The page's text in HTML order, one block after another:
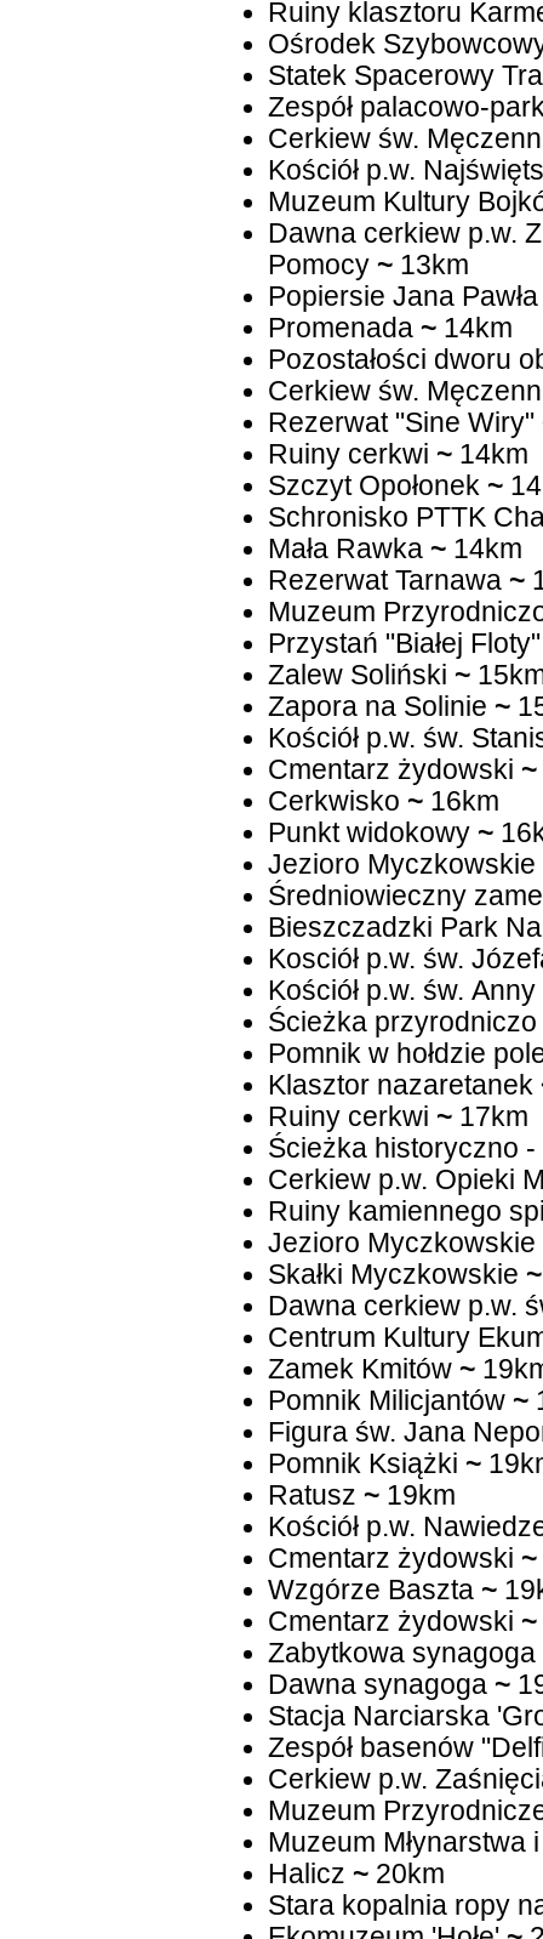
Ruiny klasztoru
Ośrodek
Statek Spacerowy
Zespół palacowo-
Cerkiew św.
Kościół p.w.
Muzeum Kultury
Dawna cerkiew p.w.
Pomocy ~13km
Popiersie Jana Pawła
Promenada ~14km
Pozostałości dworu
Cerkiew św.
Rezerwat "Sine Wiry"
Ruiny cerkwi ~14km
Szczyt Opołonek ~
Schronisko PTTK
Mała Rawka ~14km
Rezerwat Tarnawa ~
Muzeum
Przystań "Białej Floty"
Zalew Soliński ~
Zapora na Solinie ~
Kościół p.w. św.
Cmentarz żydowski ~
Cerkwisko ~16km
Punkt widokowy ~
Jezioro Myczkowskie
Średniowieczny
Bieszczadzki Park
Kosciół p.w. św.
Kościół p.w. św. Anny
Ścieżka
Pomnik w hołdzie
Klasztor nazaretanek
Ruiny cerkwi ~17km
Ścieżka historyczno
Cerkiew p.w. Opieki
Ruiny kamiennego
Jezioro Myczkowskie
Skałki Myczkowskie ~
Dawna cerkiew p.w.
Centrum Kultury
Zamek Kmitów ~
Pomnik Milicjantów ~
Figura św. Jana
Pomnik Książki ~
Ratusz ~19km
Kościół p.w.
Cmentarz żydowski ~
Wzgórze Baszta ~
Cmentarz żydowski ~
Zabytkowa synagoga
Dawna synagoga ~
Stacja Narciarska
Zespół basenów
Cerkiew p.w.
Muzeum
Muzeum Młynarstwa
Halicz ~20km
Stara kopalnia ropy